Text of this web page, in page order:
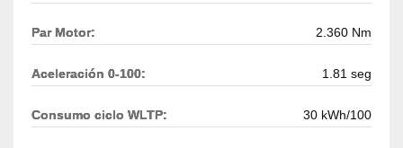
Par Motor: 2.360 Nm
Aceleración 0-100: 1.81 seg
Consumo ciclo WLTP: 30 kWh/100